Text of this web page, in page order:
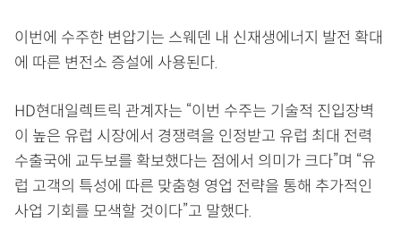
이번에 수주한 변압기는 스웨덴 내 신재생에너지 발전 확대
에 따른 변전소 증설에 사용된다.
HD현대일렉트릭 관계자는 “이번 수주는 기술적 진입장벽
이 높은 유럽 시장에서 경쟁력을 인정받고 유럽 최대 전력
수출국에 교두보를 확보했다는 점에서 의미가 크다”며 “유
럽 고객의 특성에 따른 맞춤형 영업 전략을 통해 추가적인
사업 기회를 모색할 것이다”고 말했다.